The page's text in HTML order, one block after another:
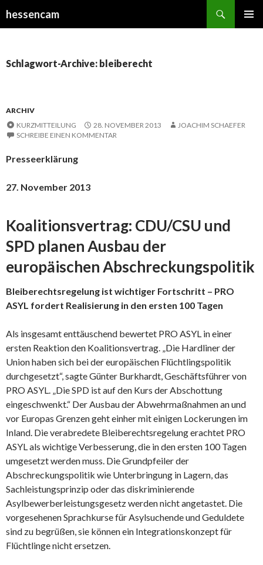
hessencam
Schlagwort-Archive: bleiberecht
ARCHIV
KURZMITTEILUNG
28. NOVEMBER 2013
JOACHIM SCHAEFER
SCHREIBE EINEN KOMMENTAR
Presseerklärung
27. November 2013
Koalitionsvertrag: CDU/CSU und
SPD planen Ausbau der
europäischen Abschreckungspolitik
Bleiberechtsregelung ist wichtiger Fortschritt – PRO
ASYL fordert Realisierung in den ersten 100 Tagen
Als insgesamt enttäuschend bewertet PRO ASYL in einer
ersten Reaktion den Koalitionsvertrag. „Die Hardliner der
Union haben sich bei der europäischen Flüchtlingspolitik
durchgesetzt“, sagte Günter Burkhardt, Geschäftsführer von
PRO ASYL. „Die SPD ist auf den Kurs der Abschottung
eingeschwenkt.“ Der Ausbau der Abwehrmaßnahmen an und
vor Europas Grenzen geht einher mit einigen Lockerungen im
Inland. Die verabredete Bleiberechtsregelung erachtet PRO
ASYL als wichtige Verbesserung, die in den ersten 100 Tagen
umgesetzt werden muss. Die Grundpfeiler der
Abschreckungspolitik wie Unterbringung in Lagern, das
Sachleistungsprinzip oder das diskriminierende
Asylbewerberleistungsgesetz werden nicht angetastet. Die
vorgesehenen Sprachkurse für Asylsuchende und Geduldete
sind zu begrüßen, sie können ein Integrationskonzept für
Flüchtlinge nicht ersetzen.